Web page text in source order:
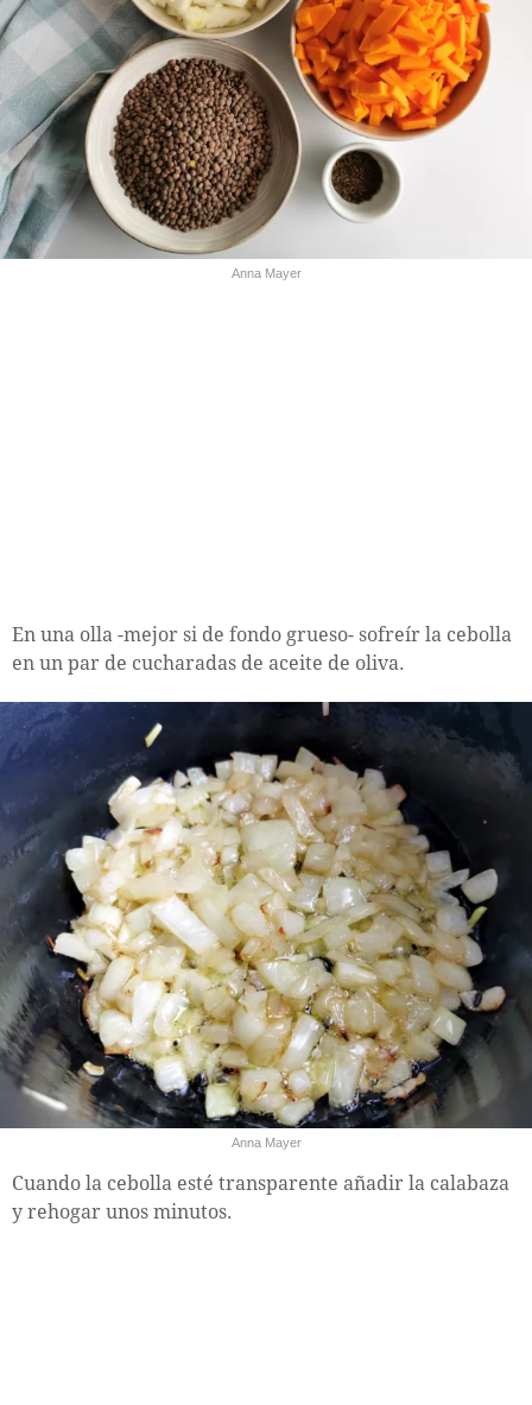
Anna Mayer
En una olla -mejor si de fondo grueso- sofreír la cebolla
en un par de cucharadas de aceite de oliva.
Anna Mayer
Cuando la cebolla esté transparente añadir la calabaza
y rehogar unos minutos.